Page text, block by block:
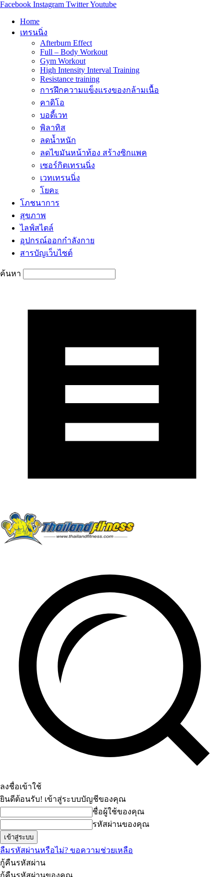
Facebook Instagram TwitterYoutube
Home
เทรนนิ่ง
Afterburn Effect
Full – Body Workout
Gym Workout
High Intensity Interval Training
Resistance training
การฝึกความแข็งแรงของกล้ามเนื้อ
คาดิโอ
บอดี้เวท
พิลาทิส
ลดน้ำหนัก
ลดไขมันหน้าท้อง สร้างซิกแพค
เซอร์กิตเทรนนิ่ง
เวทเทรนนิ่ง
โยคะ
โภชนาการ
สุขภาพ
ไลฟ์สไตล์
อุปกรณ์ออกกำลังกาย
สารบัญเว็บไซต์
ค้นหา
ลงชื่อเข้าใช้
ยินดีต้อนรับ! เข้าสู่ระบบบัญชีของคุณ
ชื่อผู้ใช้ของคุณ
รหัสผ่านของคุณ
ลืมรหัสผ่านหรือไม่? ขอความช่วยเหลือ
กู้คืนรหัสผ่าน
กู้คืนรหัสผ่านของคุณ